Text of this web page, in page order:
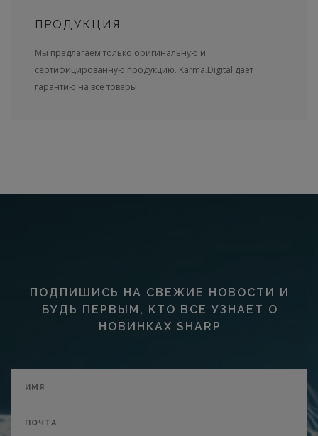
ПРОДУКЦИЯ
Мы предлагаем только оригинальную и
сертифицированную продукцию. Karma.Digital дает
гарантию на все товары.
ПОДПИШИСЬ НА СВЕЖИЕ НОВОСТИ И
БУДЬ ПЕРВЫМ, КТО ВСЕ УЗНАЕТ О
НОВИНКАХ SHARP